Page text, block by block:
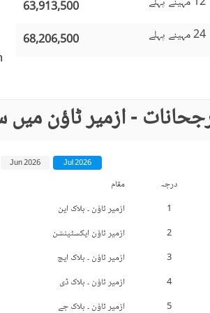
63,913,500
24 مہینے پہلے
68,206,500
- ازمیر ٹاؤن
درجہ
مقام
1
ازمیر ٹاؤن ۔ بلاک این
2
ازمیر ٹاؤن ایکسٹینشن
3
ازمیر ٹاؤن ۔ بلاک ایچ
4
ازمیر ٹاؤن ۔ بلاک ڈی
5
ازمیر ٹاؤن ۔ بلاک جے
Jul 2026
Jun 2026